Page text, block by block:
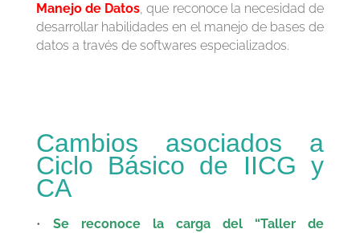
Manejo de Datos, que reconoce la necesidad de
desarrollar habilidades en el manejo de bases de
datos a través de softwares especializados.
Cambios asociados a
Ciclo Básico de IICG y
CA
• Se reconoce la carga del “Taller de